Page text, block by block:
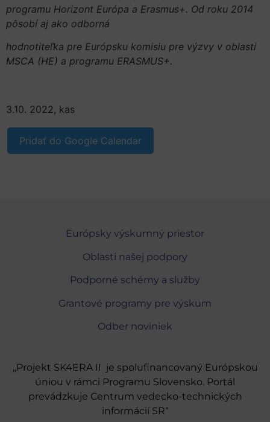
programu Horizont Európa a Erasmus+. Od roku 2014
pôsobí aj ako odborná
hodnotiteľka pre Európsku komisiu pre výzvy v oblasti
MSCA (HE) a programu ERASMUS+.
3.10. 2022, kas
Pridať do Google Calendar
Európsky výskumný priestor
Oblasti našej podpory
Podporné schémy a služby
Grantové programy pre výskum
Odber noviniek
„Projekt SK4ERA II je spolufinancovaný Európskou
úniou v rámci Programu Slovensko. Portál
prevádzkuje Centrum vedecko-technických
informácií SR“